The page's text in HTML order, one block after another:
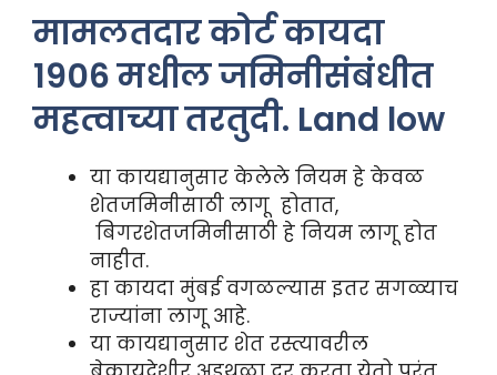
मामलतदार कोर्ट कायदा
1906 मधील जमिनीसंबंधीत
महत्वाच्या तरतुदी. Land low
या कायद्यानुसार केलेले नियम हे केवळ
शेतजमिनीसाठी लागू होतात,
बिगरशेतजमिनीसाठी हे नियम लागू होत
नाहीत.
हा कायदा मुंबई वगळल्यास इतर सगळ्याच
राज्यांना लागू आहे.
या कायद्यानुसार शेत रस्त्यावरील